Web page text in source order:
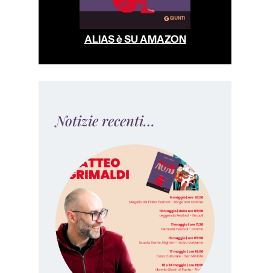
ALIAS è SU AMAZON
Notizie recenti…